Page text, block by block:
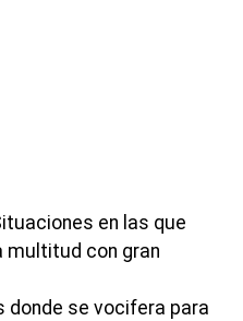
en las que
multitud con gran
donde se vocifera para